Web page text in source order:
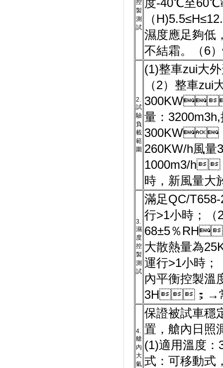
控
製
測
試
度-40℃至60℃
（
濕度應足夠低
不結霜。（6
2.
試
驗
負
載
範
圍
(1)整車zui大外
（2）整車zui
300KW
量：
300KW；
260KW/h風量
1000m3/h
時，新風
3.
濕
度
控
製
測
試
滿足QC/T658-
行>1小時；（
68±5％RH
大散熱量為
運行>1小時
內平衡控製溫
3H；→常
4.
艙
內
大
氣
保證被試車穩
置，艙內日照測
(1)適用溫度
式：可移動